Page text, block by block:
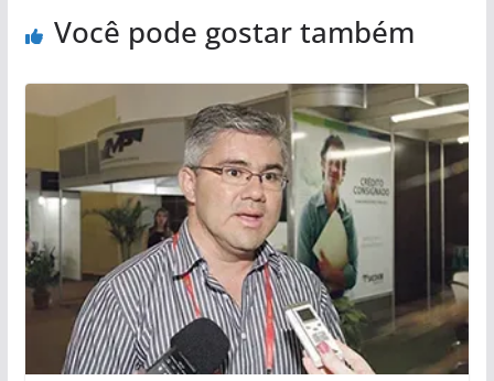
Você pode gostar também